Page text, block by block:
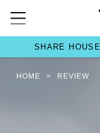
SHARE HOUSE
HOME > REVIEW